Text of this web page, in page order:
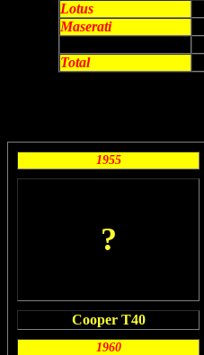
Lotus
Maserati
Total
1955
?
Cooper T40
1960